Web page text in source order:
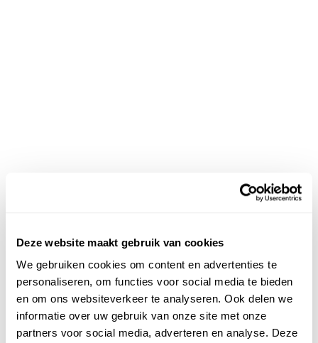
Deze website maakt gebruik van cookies
We gebruiken cookies om content en advertenties te
personaliseren, om functies voor social media te bieden
en om ons websiteverkeer te analyseren. Ook delen we
informatie over uw gebruik van onze site met onze
partners voor social media, adverteren en analyse. Deze